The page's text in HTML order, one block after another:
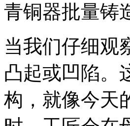
青铜器批量铸
当我们仔细观
凸起或凹陷。
构，就像今天